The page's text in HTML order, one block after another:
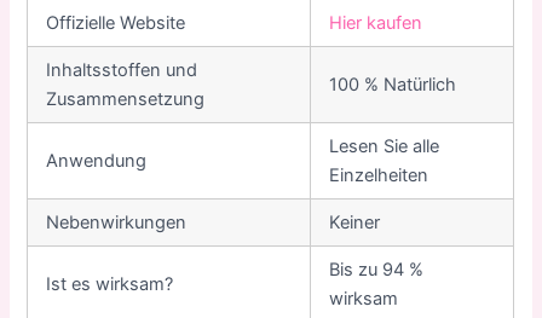
Offizielle Website Hier kaufen
Inhaltsstoffen und
Zusammensetzung
100 % Natürlich
Anwendung
Lesen Sie alle
Einzelheiten
Nebenwirkungen Keiner
Ist es wirksam?
Bis zu 94 %
wirksam